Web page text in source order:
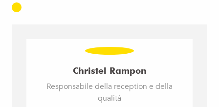
Christel Rampon
Responsabile della reception e della
qualità